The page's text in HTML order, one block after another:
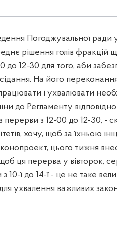
Погоджувальної ради
рішення голів фракцій
до 12-30 для того, аби
На його
і ухвалювати
до Регламенту
з 12-00 до 12-30, -
хочу, щоб за їхньою
цього тижня
ця перерва у вівторок,
10-ї до 14-ї - це не таке
ухвалення важливих